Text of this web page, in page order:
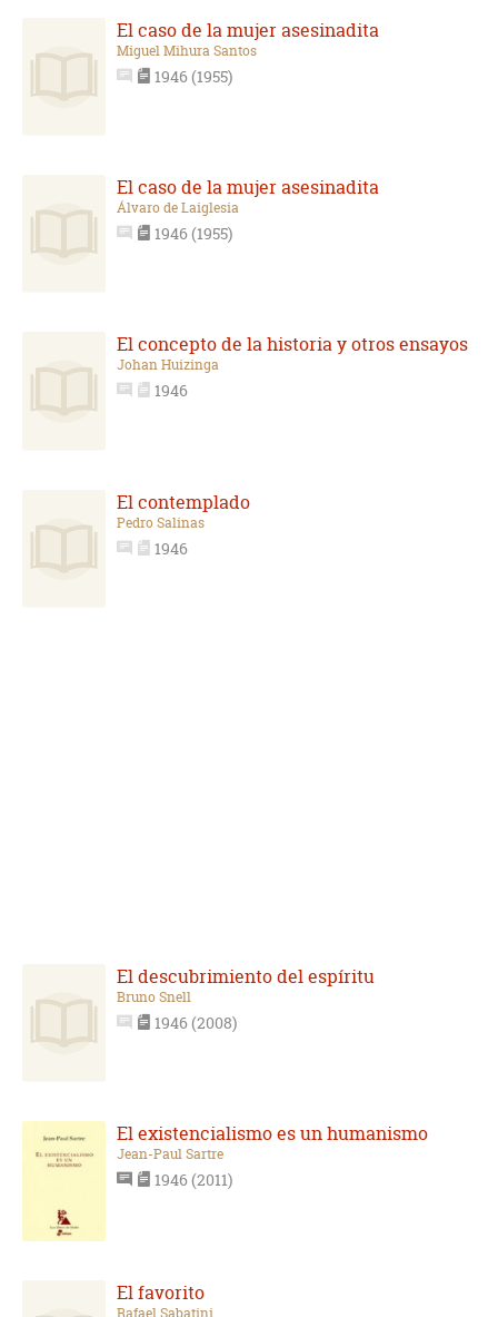
El caso de la mujer asesinadita
Miguel Mihura Santos
1946 (1955)
El caso de la mujer asesinadita
Álvaro de Laiglesia
1946 (1955)
El concepto de la historia y otros ensayos
Johan Huizinga
1946
El contemplado
Pedro Salinas
1946
El descubrimiento del espíritu
Bruno Snell
1946 (2008)
El existencialismo es un humanismo
Jean-Paul Sartre
1946 (2011)
El favorito
Rafael Sabatini